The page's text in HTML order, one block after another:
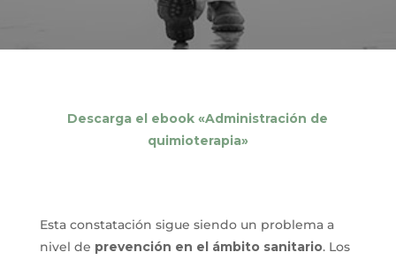
Descarga el ebook «Administración de
quimioterapia»
Esta constatación sigue siendo un problema a
nivel de prevención en el ámbito sanitario. Los